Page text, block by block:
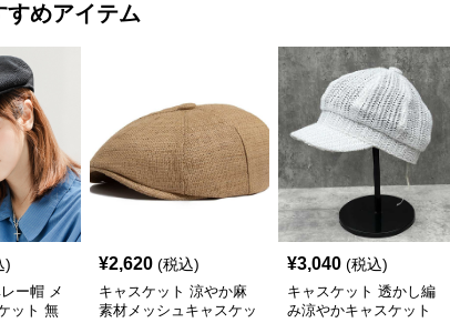
すめアイテム
)
ー帽 メ
ット 無
¥2,620 (税込)
キャスケット 涼やか麻
素材メッシュキャスケッ
¥3,040 (税込)
キャスケット 透かし編
み涼やかキャスケット